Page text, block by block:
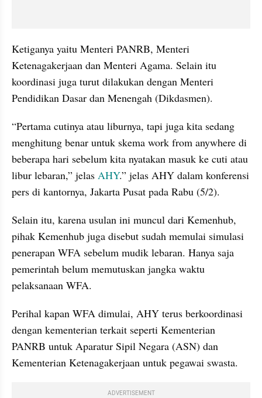
Ketiganya yaitu Menteri PANRB, Menteri
Ketenagakerjaan dan Menteri Agama. Selain itu
koordinasi juga turut dilakukan dengan Menteri
Pendidikan Dasar dan Menengah (Dikdasmen).
“Pertama cutinya atau liburnya, tapi juga kita sedang
menghitung benar untuk skema work from anywhere di
beberapa hari sebelum kita nyatakan masuk ke cuti atau
libur lebaran,” jelas AHY.” jelas AHY dalam konferensi
pers di kantornya, Jakarta Pusat pada Rabu (5/2).
Selain itu, karena usulan ini muncul dari Kemenhub,
pihak Kemenhub juga disebut sudah memulai simulasi
penerapan WFA sebelum mudik lebaran. Hanya saja
pemerintah belum memutuskan jangka waktu
pelaksanaan WFA.
Perihal kapan WFA dimulai, AHY terus berkoordinasi
dengan kementerian terkait seperti Kementerian
PANRB untuk Aparatur Sipil Negara (ASN) dan
Kementerian Ketenagakerjaan untuk pegawai swasta.
ADVERTISEMENT